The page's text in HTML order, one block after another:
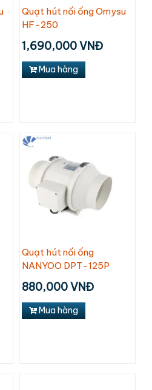
Quạt hút nối ống Omysu
HF-250
1,690,000 VNĐ
Mua hàng
Quạt hút nối ống
NANYOO DPT-125P
880,000 VNĐ
Mua hàng